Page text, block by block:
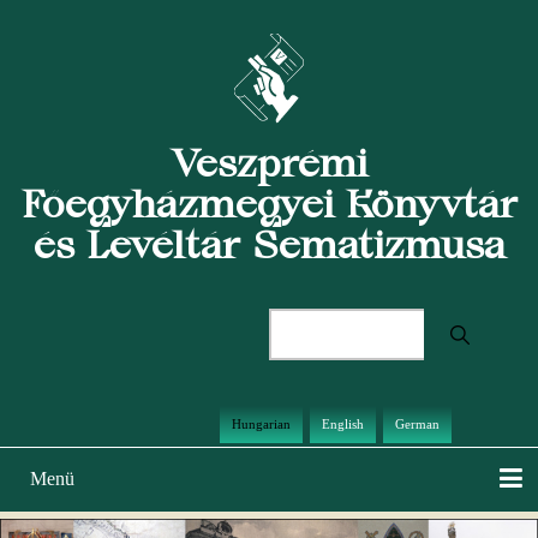
Veszprémi
Főegyházmegyei Könyvtár
és Levéltár Sematizmusa
Hungarian English German
Main
Menü